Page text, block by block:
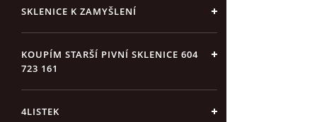
SKLENICE K ZAMYŠLENÍ
KOUPÍM STARŠÍ PIVNÍ SKLENICE 604
723 161
4LISTEK